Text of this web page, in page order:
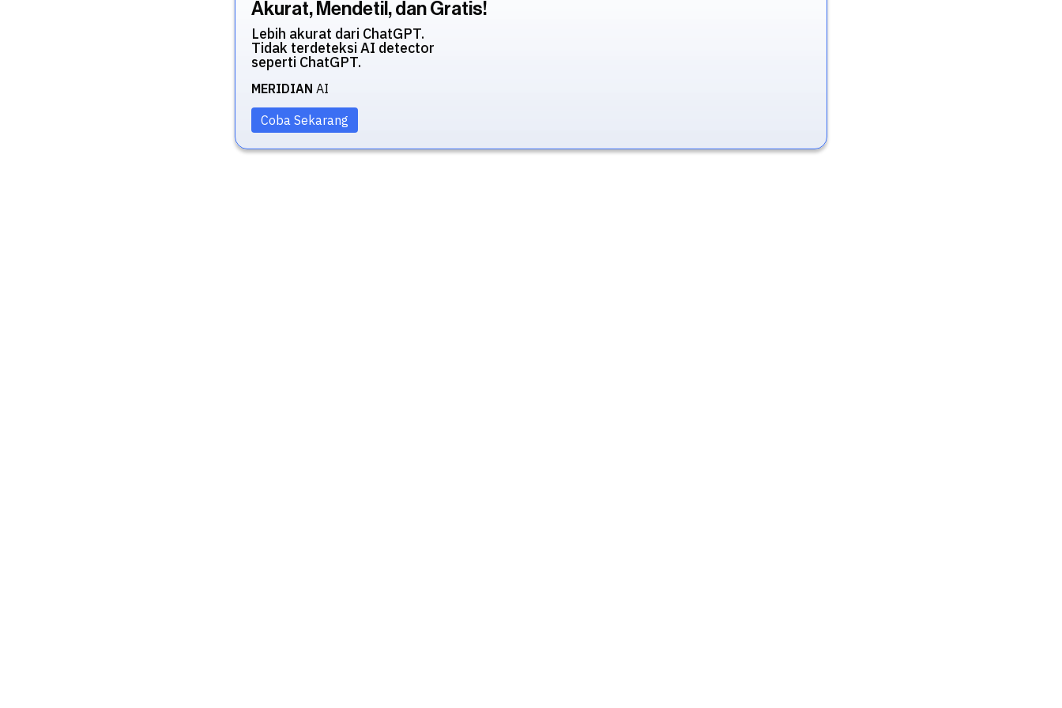
Akurat, Mendetil, dan Gratis!
Lebih akurat dari ChatGPT.
Tidak terdeteksi AI detector
seperti ChatGPT.
MERIDIAN AI
Coba Sekarang